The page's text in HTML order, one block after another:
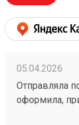
05.04.2026
Отправляла
оформила,